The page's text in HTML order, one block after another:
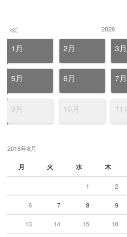
≪ 2026
1月 2月 3月
5月 6月 7月
9月 10月 11
2018年8月
月
火 水 木
1 2
6 7 8 9
13 14 15 16